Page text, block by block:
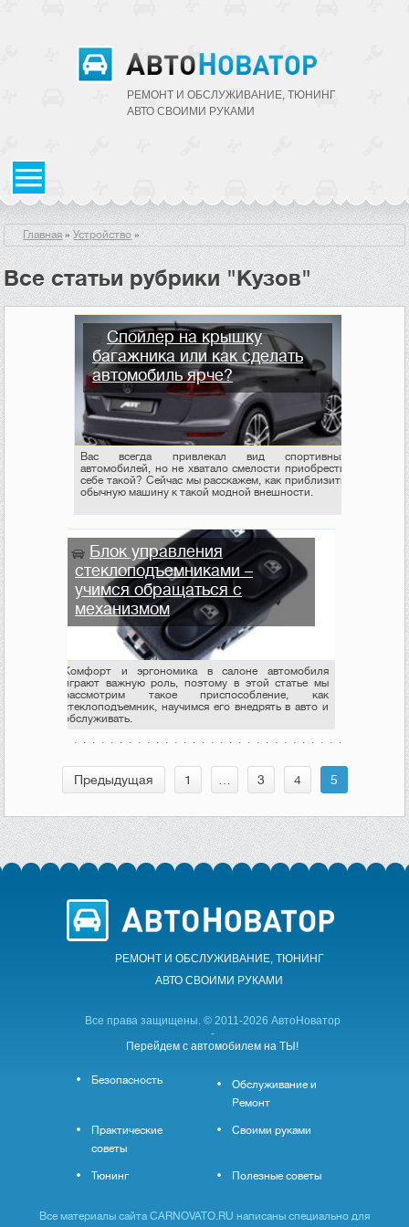
РЕМОНТ И ОБСЛУЖИВАНИЕ, ТЮНИНГ
АВТО CВОИМИ РУКАМИ
Главная»Устройство»
Все статьи рубрики "Кузов"
Спойлер на крышку
багажника или как сделать
автомобиль ярче?
Вас всегда привлекал вид спортивных
автомобилей, но не хватало смелости приобрести
себе такой? Сейчас мы расскажем, как приблизить
обычную машину к такой модной внешности.
Блок управления
стеклоподъемниками –
учимся обращаться с
механизмом
Комфорт и эргономика в салоне автомобиля
играют важную роль, поэтому в этой статье мы
рассмотрим такое приспособление, как
стеклоподъемник, научимся его внедрять в авто и
обслуживать.
Предыдущая 1 3 4 5
РЕМОНТ И ОБСЛУЖИВАНИЕ, ТЮНИНГ
АВТО CВОИМИ РУКАМИ
Все права защищены. © 2011-2026 АвтоНоватор
-
Перейдем с автомобилем на ТЫ!
Безопасность
Обслуживание и
Ремонт
Практические
советы
Своими руками
Тюнинг Полезные советы
Все материалы сайта CARNOVATO.RU написаны специально для